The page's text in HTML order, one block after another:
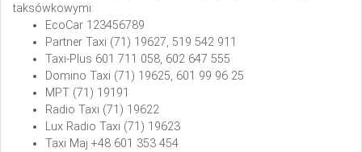
taksówkowymi:
EcoCar 123456789
Partner Taxi (71) 19627, 519 542 911
Taxi-Plus 601 711 058, 602 647 555
Domino Taxi (71) 19625, 601 99 96 25
MPT (71) 19191
Radio Taxi (71) 19622
Lux Radio Taxi (71) 19623
Taxi Maj +48 601 353 454